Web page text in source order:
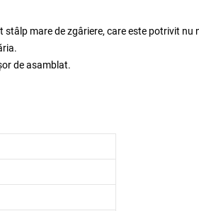
mare de zgâriere, care este potrivit nu
de asamblat.